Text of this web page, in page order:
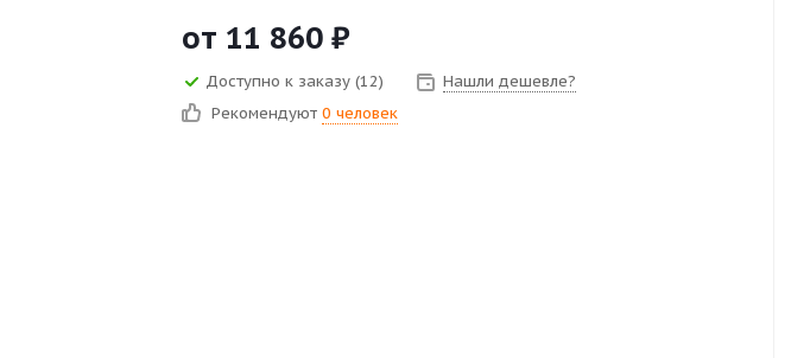
от 11 860 ₽
Доступно к заказу (12)
Нашли дешевле?
Рекомендуют 0 человек